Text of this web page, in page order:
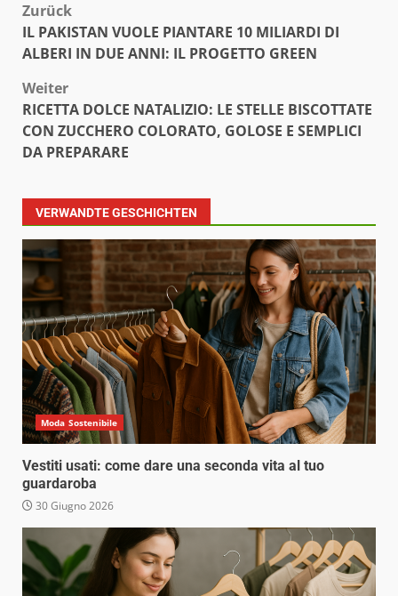
Beitragsnavigation
Zurück
IL PAKISTAN VUOLE PIANTARE 10 MILIARDI DI
ALBERI IN DUE ANNI: IL PROGETTO GREEN
Weiter
RICETTA DOLCE NATALIZIO: LE STELLE BISCOTTATE
CON ZUCCHERO COLORATO, GOLOSE E SEMPLICI
DA PREPARARE
VERWANDTE GESCHICHTEN
Moda Sostenibile
Vestiti usati: come dare una seconda vita al tuo
guardaroba
30 Giugno 2026